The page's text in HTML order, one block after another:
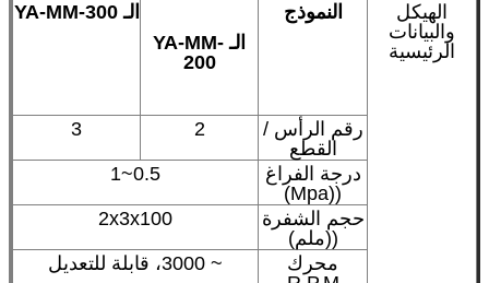
الهيكل
والبيانات
الرئيسية
النموذج
الـ YA-MM-
200
الـ YA-MM-300
رقم الرأس /
القطع
2
3
درجة الفراغ
((Mpa)
0.5~1
حجم الشفرة
((ملم)
2x3x100
محرك
~ 3000، قابلة للتعديل